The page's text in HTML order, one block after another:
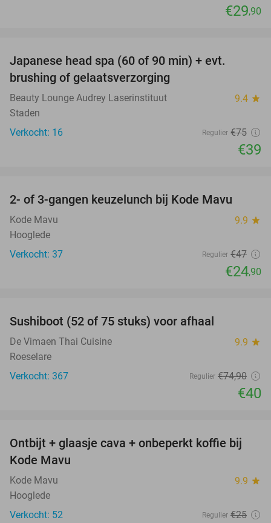
€29,90
Japanese head spa (60 of 90 min) + evt.
brushing of gelaatsverzorging
Beauty Lounge Audrey Laserinstituut 9.4 star
Staden
Verkocht: 16
Regulier €75
€39
2- of 3-gangen keuzelunch bij Kode Mavu
Kode Mavu 9.9 star
Hooglede
Verkocht: 37
Regulier €47
€24,90
Sushiboot (52 of 75 stuks) voor afhaal
De Vimaen Thai Cuisine 9.9 star
Roeselare
Verkocht: 367
Regulier €74,90
€40
28%
Ontbijt + glaasje cava + onbeperkt koffie bij
Kode Mavu
Kode Mavu 9.9 star
Hooglede
Verkocht: 52
Regulier €25